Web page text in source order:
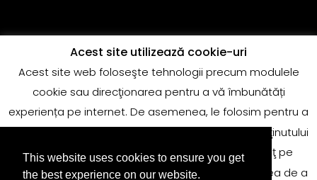
This website uses cookies to ensure you get
the best experience on our website.
Copyright @Quantum Music
adrian.marin@globalrecords.com
Acest site utilizează cookie-uri
Acest site web foloseşte tehnologii precum modulele
cookie sau direcţionarea pentru a vă îmbunătăți
experiența pe internet. De asemenea, le folosim pentru a
măsura rezultatele sau pentru conformitatea conţinutului
de pe site-ul nostru web. Deoarece punem preţ pe
confidenţialitatea dvs., vă cerem astfel permisiunea de a